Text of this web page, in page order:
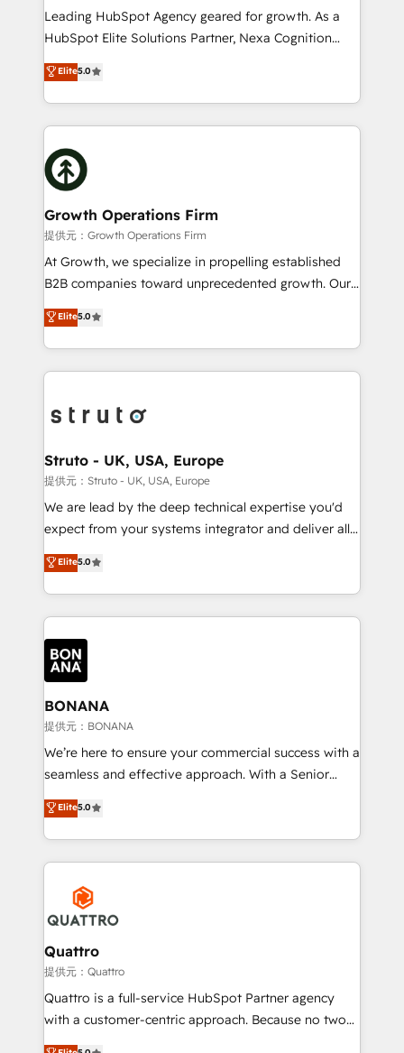
HubSpot customers and we'd love to work with you
too! Clients come to us for: Advanced CRM solutions
HubSpot Data System Migrations between systems
to HubSpot New lead generation strategies Time-
website development Award-winning creative
design We live and breathe HubSpot and are ready
Leading HubSpot Agency geared for growth. As a
HubSpot Elite Solutions Partner, Nexa Cognition
ranks in the top 1% of global HubSpot Partners and
has been one of the longest-standing partners since
2012. We empower businesses to harness the full
potential of HubSpot by combining strategic
insights with technical excellence, we deliver
bespoke HubSpot solutions tailored to drive
measurable growth and operational efficiency. Why
Choose Nexa Cognition? 🚀 HubSpot Expertise: Our
certified team specialises in CRM implementation,
marketing automation, and revenue operations. 🤝
Custom Solutions: From onboarding and
HubSpot with your business needs. 🌟 Proven
Results: We’ve helped businesses of all sizes
Packages: Choose ongoing support or project-based
solutions. We offer service packages designed to fit
Elite5.0
Growth Operations Firm
提供元：Growth Operations Firm
At Growth, we specialize in propelling established
B2B companies toward unprecedented growth. Our
focus is on fine-tuning and enhancing your growth,
sales, and marketing operations. Unlike conventional
marketing agencies, we dive deep into the
operational aspects of your business, ensuring that
functioning optimally. With our expertise in leading
wealth of knowledge and experience to the table.
Our strategies are tailored to your business's unique
needs, ensuring a personalized approach that aligns
with your growth objectives.
Elite5.0
Struto - UK, USA, Europe
提供元：Struto - UK, USA, Europe
We are lead by the deep technical expertise you'd
expect from your systems integrator and deliver all
the agency services you'd expect from your
HubSpot Solutions Partner. As one of the UK's
longest-standing partners, we are experts at
maximising the value of the HubSpot platform and
building an integrated growth stack that brings your
business, operational and technical requirements to
life, and creates a 360˚ view of your customer to
help your teams do more. We specialise in HubSpot
technical services, website design and development
as well as agency services that help set you up for
success. Now, more than ever you need to connect
customer service. It's time to empower your teams
to create great customer experiences that generate
happen.
Elite5.0
BONANA
提供元：BONANA
We’re here to ensure your commercial success with a
seamless and effective approach. With a Senior
team that has 10+ years of experience in HubSpot,
we have a deep understanding of SaaS, Business
Services and E-commerce together with Retail. We
streamline and enhance your Sales, Marketing &
Service efforts, providing insights in your
commercial operations. We're good at RevOps,
automating and optimizing your marketing, sales &
service operations with AI, designing and building
your website, and we drive growth through Account-
Based Marketing, SEO, SEA and many other tactics.
No worries, we will advise you in which to deploy
Elite5.0
Quattro
提供元：Quattro
Quattro is a full-service HubSpot Partner agency
with a customer-centric approach. Because no two
clients have the same needs, Quattro offer a